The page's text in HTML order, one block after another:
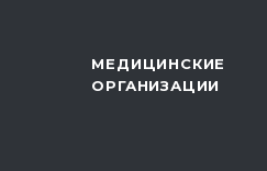
МЕДИЦИНСКИЕ
ОРГАНИЗАЦИИ